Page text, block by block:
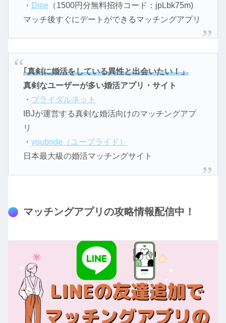
・ Dine （1500円分無料招待コード：jpLbk75m)
マッチ後すぐにデートができるマッチングアプリ
｢真剣に婚活をしている異性と出会いたい！」
真剣なユーザーが多い婚活アプリ・サイト
・ ブライダルネット
IBJが運営する真剣な婚活向けのマッチングアプ
リ
・ youbride（ユーブライド）
日本最大級の婚活マッチングサイト
マッチングアプリの攻略情報配信中！